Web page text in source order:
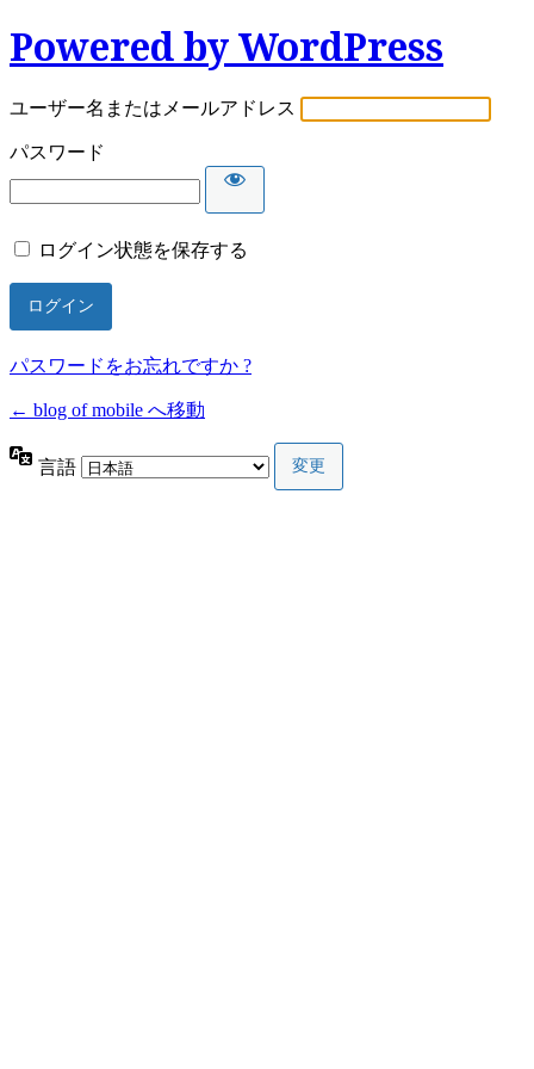
Powered by WordPress
ユーザー名またはメールアドレス
パスワード
ログイン状態を保存する
パスワードをお忘れですか ?
← blog of mobile へ移動
言語